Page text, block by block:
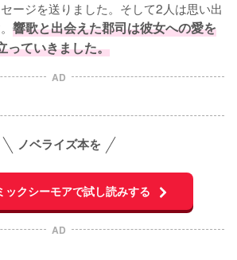
ージを送りました。そして2人は思い出
響歌と出会えた郡司は彼女への愛を
っていきました。
AD
ノベライズ本を
ックシーモアで試し読みする
AD